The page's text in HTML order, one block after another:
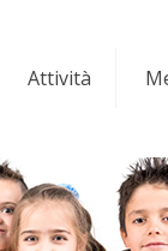
Attività